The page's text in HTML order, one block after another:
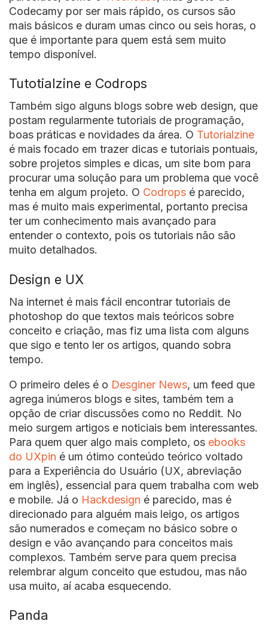
Codecamy por ser mais rápido, os cursos são
mais básicos e duram umas cinco ou seis horas, o
que é importante para quem está sem muito
tempo disponível.
Tutotialzine e Codrops
Também sigo alguns blogs sobre web design, que
postam regularmente tutoriais de programação,
boas práticas e novidades da área. O Tutorialzine
é mais focado em trazer dicas e tutoriais pontuais,
sobre projetos simples e dicas, um site bom para
procurar uma solução para um problema que você
tenha em algum projeto. O Codrops é parecido,
mas é muito mais experimental, portanto precisa
ter um conhecimento mais avançado para
entender o contexto, pois os tutoriais não são
muito detalhados.
Design e UX
Na internet é mais fácil encontrar tutoriais de
photoshop do que textos mais teóricos sobre
conceito e criação, mas fiz uma lista com alguns
que sigo e tento ler os artigos, quando sobra
tempo.
O primeiro deles é o Desginer News, um feed que
agrega inúmeros blogs e sites, também tem a
opção de criar discussões como no Reddit. No
meio surgem artigos e noticiais bem interessantes.
Para quem quer algo mais completo, os ebooks
do UXpin é um ótimo conteúdo teórico voltado
para a Experiência do Usuário (UX, abreviação
em inglês), essencial para quem trabalha com web
e mobile. Já o Hackdesign é parecido, mas é
direcionado para alguém mais leigo, os artigos
são numerados e começam no básico sobre o
design e vão avançando para conceitos mais
complexos. Também serve para quem precisa
relembrar algum conceito que estudou, mas não
usa muito, aí acaba esquecendo.
Panda